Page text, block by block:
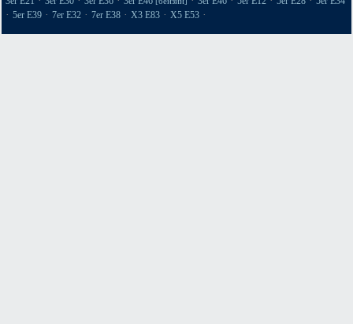
· 5er E39 · 7er E32 · 7er E38 · X3 E83 · X5 E53 ·